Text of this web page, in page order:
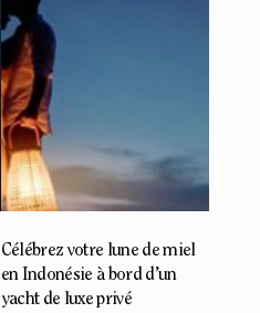
Célébrez votre lune de miel
en Indonésie à bord d’un
yacht de luxe privé